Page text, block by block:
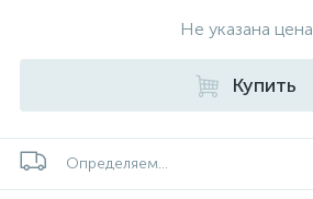
Не указана цена
Купить
Определяем...